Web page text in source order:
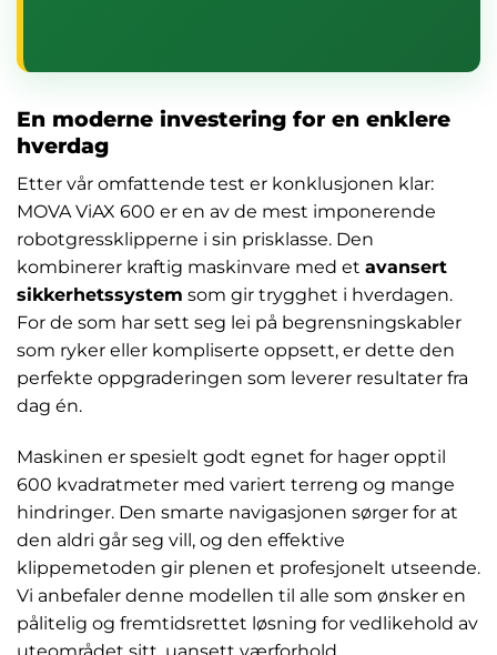
En moderne investering for en enklere
hverdag
Etter vår omfattende test er konklusjonen klar:
MOVA ViAX 600 er en av de mest imponerende
robotgressklipperne i sin prisklasse. Den
kombinerer kraftig maskinvare med et avansert
sikkerhetssystem som gir trygghet i hverdagen.
For de som har sett seg lei på begrensningskabler
som ryker eller kompliserte oppsett, er dette den
perfekte oppgraderingen som leverer resultater fra
dag én.
Maskinen er spesielt godt egnet for hager opptil
600 kvadratmeter med variert terreng og mange
hindringer. Den smarte navigasjonen sørger for at
den aldri går seg vill, og den effektive
klippemetoden gir plenen et profesjonelt utseende.
Vi anbefaler denne modellen til alle som ønsker en
pålitelig og fremtidsrettet løsning for vedlikehold av
uteområdet sitt, uansett værforhold.